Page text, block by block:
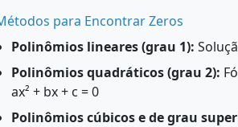
para Encontrar Zeros
Polinômios lineares (grau 1):
Polinômios quadráticos (grau 2):
ax² + bx + c = 0
Polinômios cúbicos e de grau